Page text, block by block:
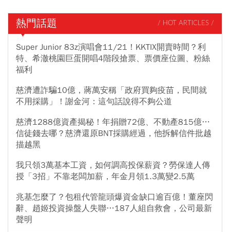
熱門話題 / HOT ARTICLES /
Super Junior 83z演唱會11/21！KKTIX開賣時間？利
特、希澈桃園巨蛋開唱4階段搶票、票價座位圖、粉絲
福利
慈濟遭詐騙10億，蔣萬安稱「政府買夠疫苗，民間就
不用採購」！謝金河：這句話說得不夠公道
慈濟1288億資產揭秘！年捐贈72億、不動產815億…
信徒錢去哪？慈濟還原BNT採購經過，他拆解信件批越
描越黑
我只領3萬基本工資，如何調高投保薪資？勞保達人傳
授「3招」不靠老闆加薪，年金月領1.3萬變2.5萬
兆基怎麼了？包租代管龍頭爆資金缺口逾百億！董座閃
辭、趙姬投資操盤人失聯…187人組自救會，公司最新
聲明